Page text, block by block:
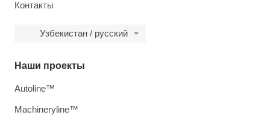
Контакты
Узбекистан / русский
Наши проекты
Autoline™
Machineryline™